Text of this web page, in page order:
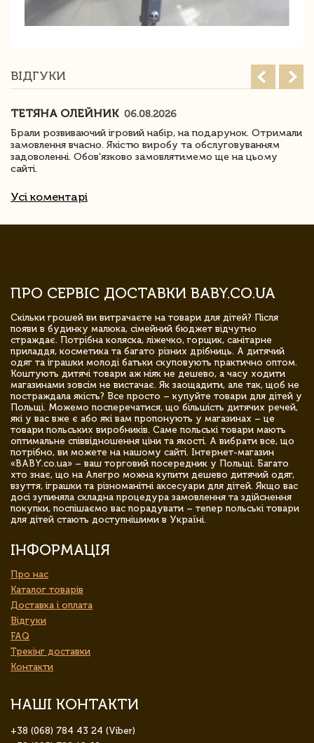
ВІДГУКИ
ТЕТЯНА ОЛЕЙНИК 06.08.2026
Брали розвиваючий ігровий набір, на подарунок. Отримали
замовлення вчасно. Якістю виробу та обслуговуванням
задоволенні. Обов'язково замовлятимемо ще на цьому
сайті.
Усі коментарі
ПРО СЕРВІС ДОСТАВКИ BABY.CO.UA
Скільки грошей ви витрачаєте на товари для дітей? Після
появи в будинку малюка, сімейний бюджет відчутно
страждає. Потрібна коляска, ліжечко, горщик, санітарне
приладдя, косметика та багато різних дрібниць. А дитячий
одяг та іграшки молоді батьки скуповують практично оптом.
Коштують дитячі товари аж ніяк не дешево, а часу ходити
магазинами зовсім не вистачає. Як заощадити, але так, щоб не
постраждала якість? Все просто – купуйте товари для дітей у
Польщі. Можемо посперечатися, що більшість дитячих речей,
які у вас вже є або які вам пропонують у магазинах – це
товари польських виробників. Саме польські товари мають
оптимальне співвідношення ціни та якості. А вибрати все, що
потрібно, ви можете на нашому сайті. Інтернет-магазин
«BABY.co.ua» – ваш торговий посередник у Польщі. Багато
хто знає, що на Алегро можна купити дешево дитячий одяг,
взуття, іграшки та різноманітні аксесуари для дітей. Якщо вас
досі зупиняла складна процедура замовлення та здійснення
покупки, поспішаємо вас порадувати – тепер польські товари
для дітей стають доступнішими в Україні.
ІНФОРМАЦІЯ
Про нас
Каталог товарів
Доставка і оплата
Відгуки
FAQ
Трекінг доставки
Контакти
НАШІ КОНТАКТИ
+38 (068) 784 43 24 (Viber)